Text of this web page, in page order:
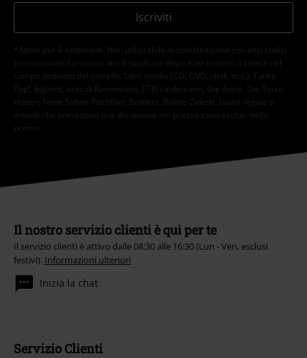
Iscriviti
*Attivo per 4 settimane. Non utilizzabile in combinazione con altri codici
promozionali. Lo sconto verrà applicato dopo aver inserito il codice nel
campo dedicato del carrello. Libri, media (CD, DVD, vinili, ecc.), Funko
Pop!, biglietti, articoli Rammstein, (Till) Lindemann, Die Ärzte, Die Toten
Hosen, Feine Sahne Fischfilet, Broilers, Böhse Onkelz, buoni regalo e
articoli che prevedono una donazione nel prezzo sono esclusi dalla
promo.
Il nostro servizio clienti è qui per te
Il servizio clienti è attivo dalle 08:30 alle 16:30 (Lun - Ven, esclusi
festivi). Informazioni ulteriori
Inizia la chat
Servizio Clienti